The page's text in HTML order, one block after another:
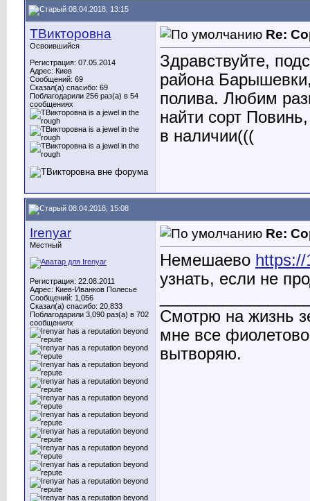
08.04.2018, 13:15
ТВикторовна
Освоившийся
Регистрация: 07.05.2014
Адрес: Киев
Сообщений: 69
Сказал(а) спасибо: 69
Поблагодарили 256 раз(а) в 54
сообщениях
Re:
Здравствуйте,
района
полива. Любим
найти сорт
в наличии(((
08.04.2018, 15:08
Irenyar
Местный
Регистрация: 22.08.2011
Адрес: Киев-Иванков Полесье
Сообщений: 1,056
Сказал(а) спасибо: 20,833
Поблагодарили 3,090 раз(а) в 702
сообщениях
Re:
Немешаево
узнать, если не
Смотрю на жизнь
мне все
вытворяю.